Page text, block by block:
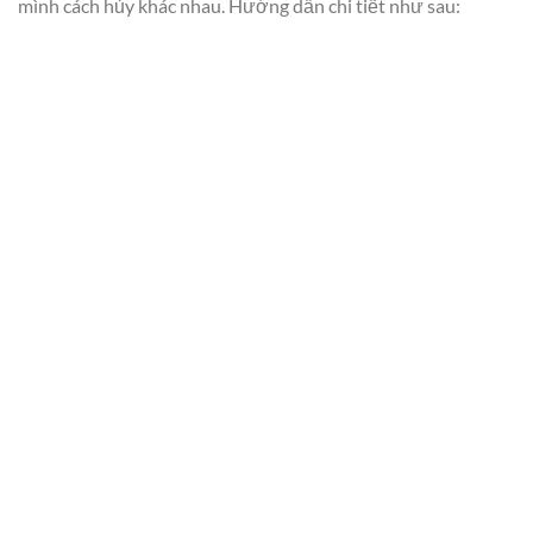
mình cách hủy khác nhau. Hướng dẫn chi tiết như sau: